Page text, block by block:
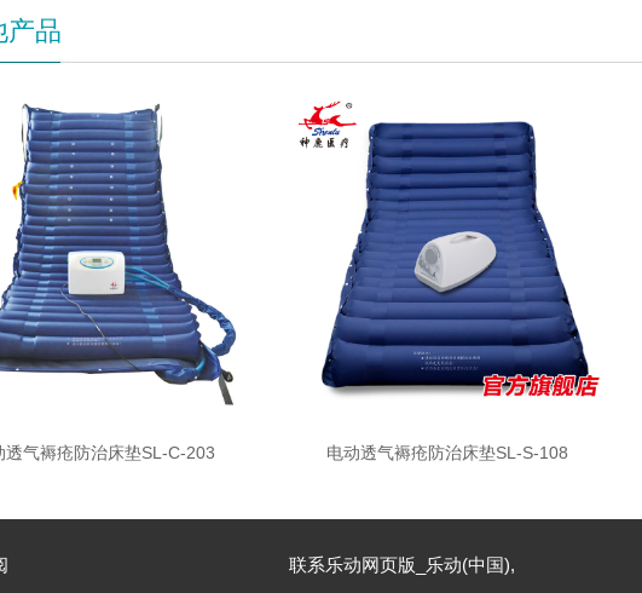
产品
透气褥疮防治床垫SL-C-203 电动透气褥疮防治床垫SL-S-108
联系乐动网页版_乐动(中国),